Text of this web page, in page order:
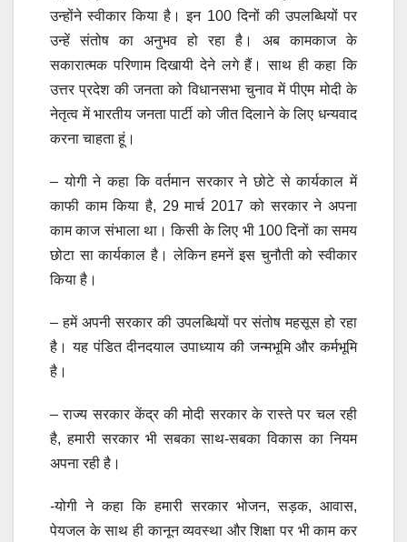
उन्होंने स्वीकार किया है। इन 100 दिनों की उपलब्धियों पर
उन्हें संतोष का अनुभव हो रहा है। अब कामकाज के
सकारात्मक परिणाम दिखायी देने लगे हैं। साथ ही कहा कि
उत्तर प्रदेश की जनता को विधानसभा चुनाव में पीएम मोदी के
नेतृत्व में भारतीय जनता पार्टी को जीत दिलाने के लिए धन्यवाद
करना चाहता हूं।
– योगी ने कहा कि वर्तमान सरकार ने छोटे से कार्यकाल में
काफी काम किया है, 29 मार्च 2017 को सरकार ने अपना
काम काज संभाला था। किसी के लिए भी 100 दिनों का समय
छोटा सा कार्यकाल है। लेकिन हमनें इस चुनौती को स्वीकार
किया है।
– हमें अपनी सरकार की उपलब्धियों पर संतोष महसूस हो रहा
है। यह पंडित दीनदयाल उपाध्याय की जन्मभूमि और कर्मभूमि
है।
– राज्य सरकार केंद्र की मोदी सरकार के रास्ते पर चल रही
है, हमारी सरकार भी सबका साथ-सबका विकास का नियम
अपना रही है।
-योगी ने कहा कि हमारी सरकार भोजन, सड़क, आवास,
पेयजल के साथ ही कानून व्यवस्था और शिक्षा पर भी काम कर